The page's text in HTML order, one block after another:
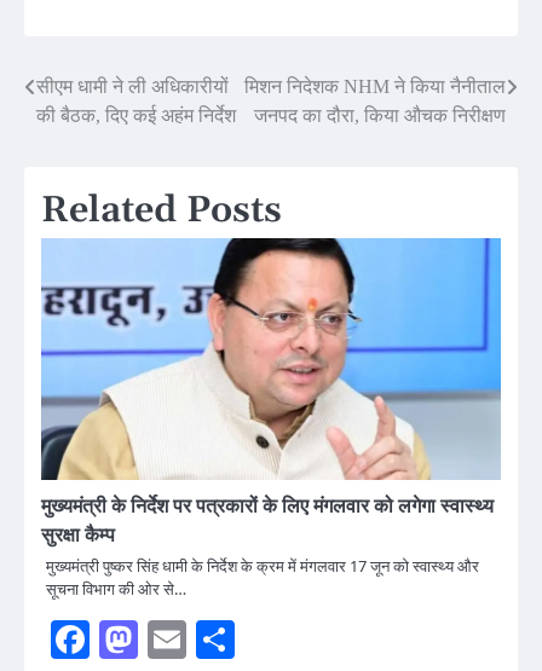
Post
navigation
सीएम धामी ने ली अधिकारीयों
की बैठक, दिए कई अहंम निर्देश
मिशन निदेशक NHM ने किया नैनीताल
जनपद का दौरा, किया औचक निरीक्षण
Related Posts
मुख्यमंत्री के निर्देश पर पत्रकारों के लिए मंगलवार को लगेगा स्वास्थ्य
सुरक्षा कैम्प
मुख्यमंत्री पुष्कर सिंह धामी के निर्देश के क्रम में मंगलवार 17 जून को स्वास्थ्य और
सूचना विभाग की ओर से…
Facebook
Mastodon
Email